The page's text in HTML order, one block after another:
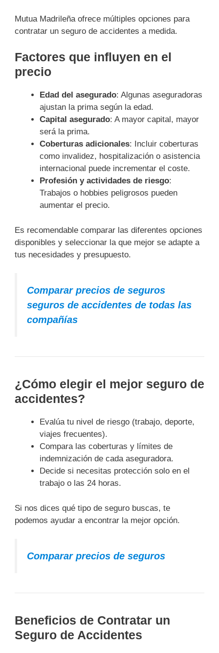
Mutua Madrileña ofrece múltiples opciones para
contratar un seguro de accidentes a medida.
Factores que influyen en el
precio
Edad del asegurado: Algunas aseguradoras
ajustan la prima según la edad.
Capital asegurado: A mayor capital, mayor
será la prima.
Coberturas adicionales: Incluir coberturas
como invalidez, hospitalización o asistencia
internacional puede incrementar el coste.
Profesión y actividades de riesgo:
Trabajos o hobbies peligrosos pueden
aumentar el precio.
Es recomendable comparar las diferentes opciones
disponibles y seleccionar la que mejor se adapte a
tus necesidades y presupuesto.
Comparar precios de seguros
seguros de accidentes de todas las
compañías
¿Cómo elegir el mejor seguro de
accidentes?
Evalúa tu nivel de riesgo (trabajo, deporte,
viajes frecuentes).
Compara las coberturas y límites de
indemnización de cada aseguradora.
Decide si necesitas protección solo en el
trabajo o las 24 horas.
Si nos dices qué tipo de seguro buscas, te
podemos ayudar a encontrar la mejor opción.
Comparar precios de seguros
Beneficios de Contratar un
Seguro de Accidentes